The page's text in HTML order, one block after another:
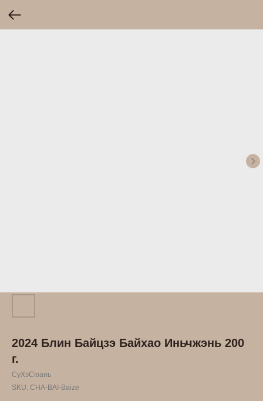
2024 Блин Байцзэ Байхао Иньчжэнь 200
г.
СуХэСюань
SKU: CHA-BAI-Baize